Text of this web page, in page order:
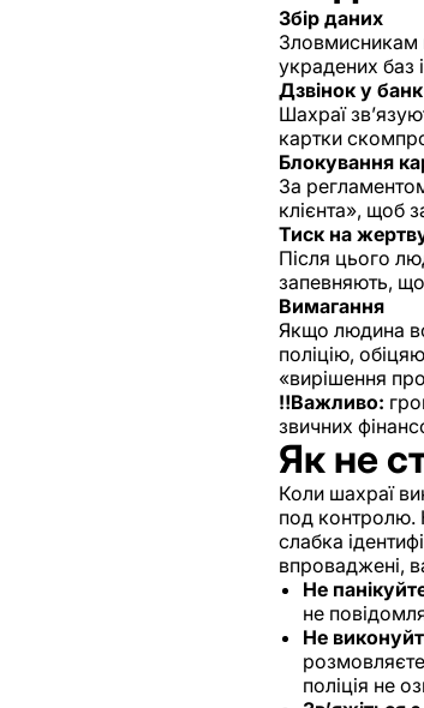
Збір даних
Зловмисникам
украдених баз
Дзвінок у банк
Шахраї
картки
Блокування
За
клієнта», щоб
Тиск на
Після цього
запевняють,
Вимагання
Якщо людина
поліцію,
«вирішення
‼️Важливо:
звичних
Як не
Коли шахраї
под контролю.
слабка
впроваджені,
Не
не
Не
поліція не